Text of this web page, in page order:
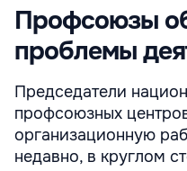
Профсоюзы
проблемы
Председатели
профсоюзных
организационную
недавно, в круглом